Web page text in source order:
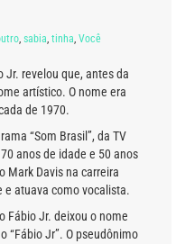
sabia tinha Você
Jr. revelou que, antes da
artístico. O nome era
de 1970.
“Som Brasil”, da TV
anos de idade e 50 anos
Mark Davis na carreira
e atuava como vocalista.
Fábio Jr. deixou o nome
“Fábio Jr”. O pseudônimo